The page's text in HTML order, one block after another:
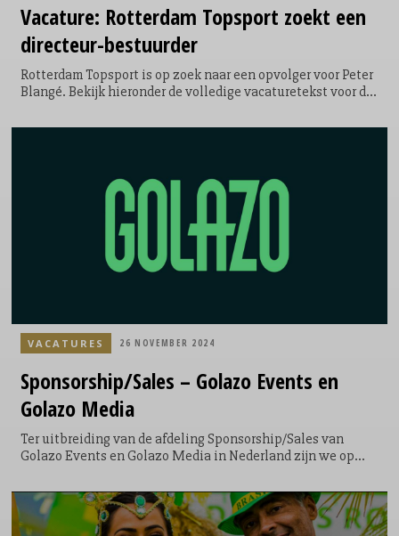
Vacature: Rotterdam Topsport zoekt een
directeur-bestuurder
Rotterdam Topsport is op zoek naar een opvolger voor Peter
Blangé. Bekijk hieronder de volledige vacaturetekst voor de
Sponsorship/Sales – Golazo Events en
Golazo Media
Ter uitbreiding van de afdeling Sponsorship/Sales van
Golazo Events en Golazo Media in Nederland zijn we op
commerciële rol ben je verantwoordelijk voor het
ontwikkelen van 'new business'. Golazo – Your next move!
VACATURES 26 NOVEMBER 2024